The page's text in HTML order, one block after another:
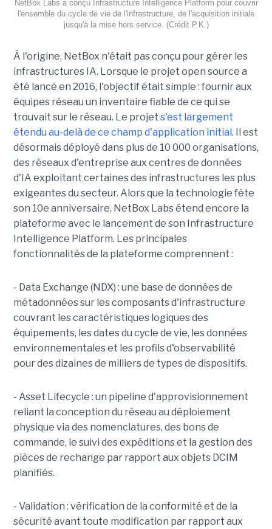
NetBox Labs a conçu Infrastructure Intelligence Platform pour couvrir
l'ensemble du cycle de vie de l'infrastructure, de l'acquisition initiale
jusqu'à la mise hors service. (Crédit P.K.)
À l'origine, NetBox n'était pas conçu pour gérer les
infrastructures IA. Lorsque le projet open source a
été lancé en 2016, l'objectif était simple : fournir aux
équipes réseau un inventaire fiable de ce qui se
trouvait sur le réseau. Le projet s'est largement
étendu au-delà de ce champ d'application initial. Il est
désormais déployé dans plus de 10 000 organisations,
des réseaux d'entreprise aux centres de données
d'IA exploitant certaines des infrastructures les plus
exigeantes du secteur. Alors que la technologie fête
son 10e anniversaire, NetBox Labs étend encore la
plateforme avec le lancement de son Infrastructure
Intelligence Platform. Les principales
fonctionnalités de la plateforme comprennent :
- Data Exchange (NDX) : une base de données de
métadonnées sur les composants d'infrastructure
couvrant les caractéristiques logiques des
équipements, les dates du cycle de vie, les données
environnementales et les profils d'observabilité
pour des dizaines de milliers de types de dispositifs.
- Asset Lifecycle : un pipeline d'approvisionnement
reliant la conception du réseau au déploiement
physique via des nomenclatures, des bons de
commande, le suivi des expéditions et la gestion des
pièces de rechange par rapport aux objets DCIM
planifiés.
- Validation : vérification de la conformité et de la
sécurité avant toute modification par rapport aux